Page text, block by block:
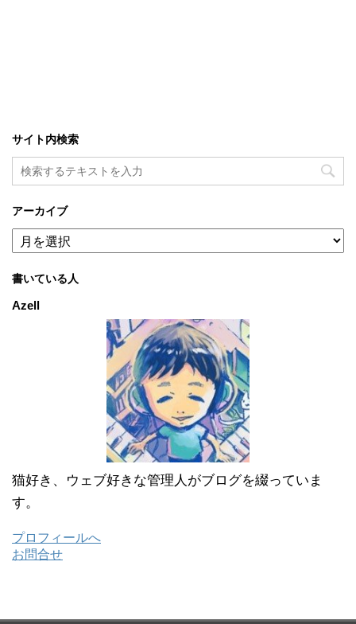
サイト内検索
アーカイブ
ア
ー
イ
ブ
書いている人
Azell
猫好き、ウェブ好きな管理人がブログを綴っていま
す。
プロフィールへ
お問合せ